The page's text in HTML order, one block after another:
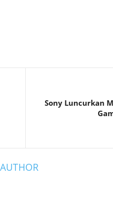
Sony Luncurkan